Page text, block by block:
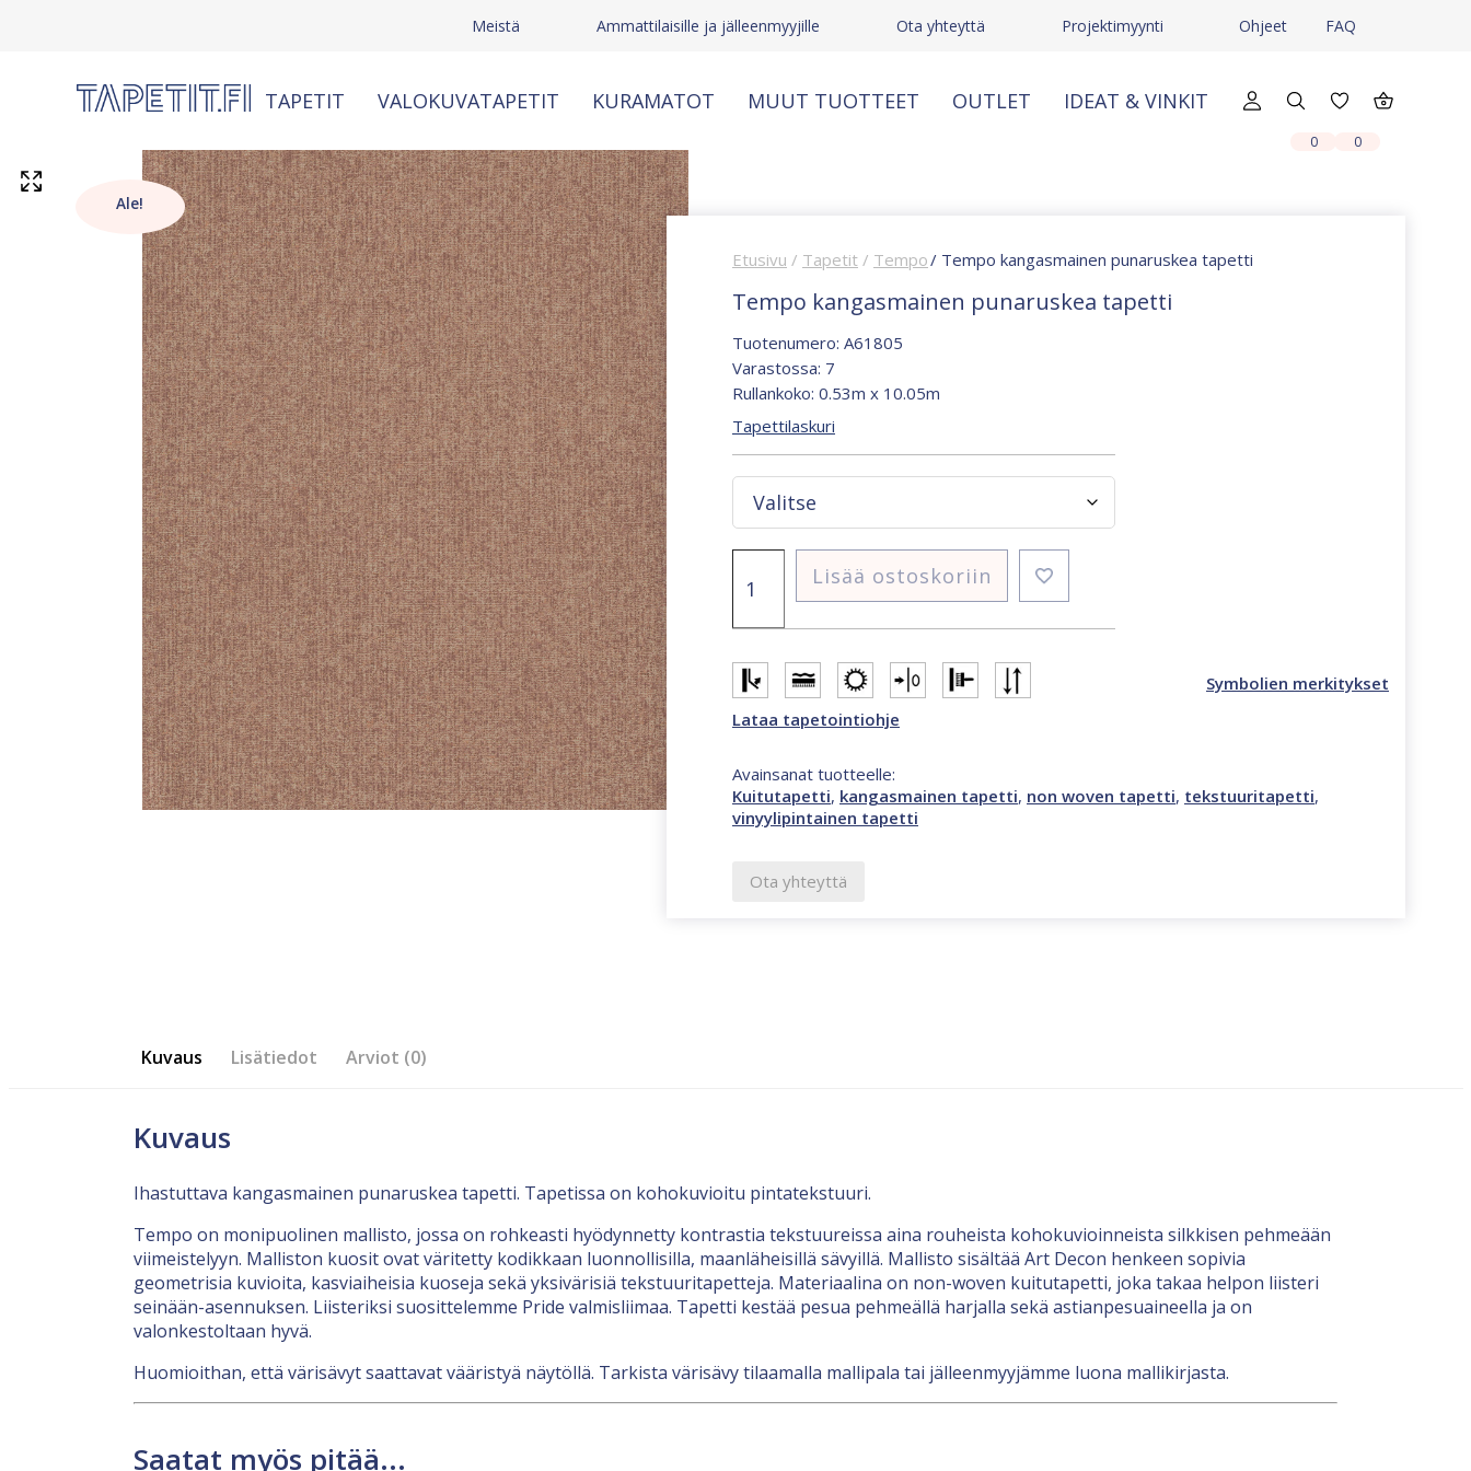
Meistä Ammattilaisille ja jälleenmyyjille Ota yhteyttä Projektimyynti Ohjeet FAQ
TAPETIT VALOKUVATAPETIT KURAMATOT MUUT TUOTTEET OUTLET IDEAT & VINKIT
0 0
Ale!
Etusivu / Tapetit / Tempo/ Tempo kangasmainen punaruskea tapetti
Tempo kangasmainen punaruskea tapetti
Tuotenumero: A61805
Varastossa: 7
Rullankoko: 0.53m x 10.05m
Tapettilaskuri
kangasmainen
punaruskea
tapetti
Lisää ostoskoriin
Symbolien merkitykset
Lataa tapetointiohje
Avainsanat tuotteelle:
Kuitutapetti, kangasmainen tapetti, non woven tapetti, tekstuuritapetti,
vinyylipintainen tapetti
Ota yhteyttä
Kuvaus Lisätiedot Arviot (0)
Kuvaus
Ihastuttava kangasmainen punaruskea tapetti. Tapetissa on kohokuvioitu pintatekstuuri.
Tempo on monipuolinen mallisto, jossa on rohkeasti hyödynnetty kontrastia tekstuureissa aina rouheista kohokuvioinneista silkkisen pehmeään
viimeistelyyn. Malliston kuosit ovat väritetty kodikkaan luonnollisilla, maanläheisillä sävyillä. Mallisto sisältää Art Decon henkeen sopivia
geometrisia kuvioita, kasviaiheisia kuoseja sekä yksivärisiä tekstuuritapetteja. Materiaalina on non-woven kuitutapetti, joka takaa helpon liisteri
seinään-asennuksen. Liisteriksi suosittelemme Pride valmisliimaa. Tapetti kestää pesua pehmeällä harjalla sekä astianpesuaineella ja on
valonkestoltaan hyvä.
Huomioithan, että värisävyt saattavat vääristyä näytöllä. Tarkista värisävy tilaamalla mallipala tai jälleenmyyjämme luona mallikirjasta.
Saatat myös pitää...